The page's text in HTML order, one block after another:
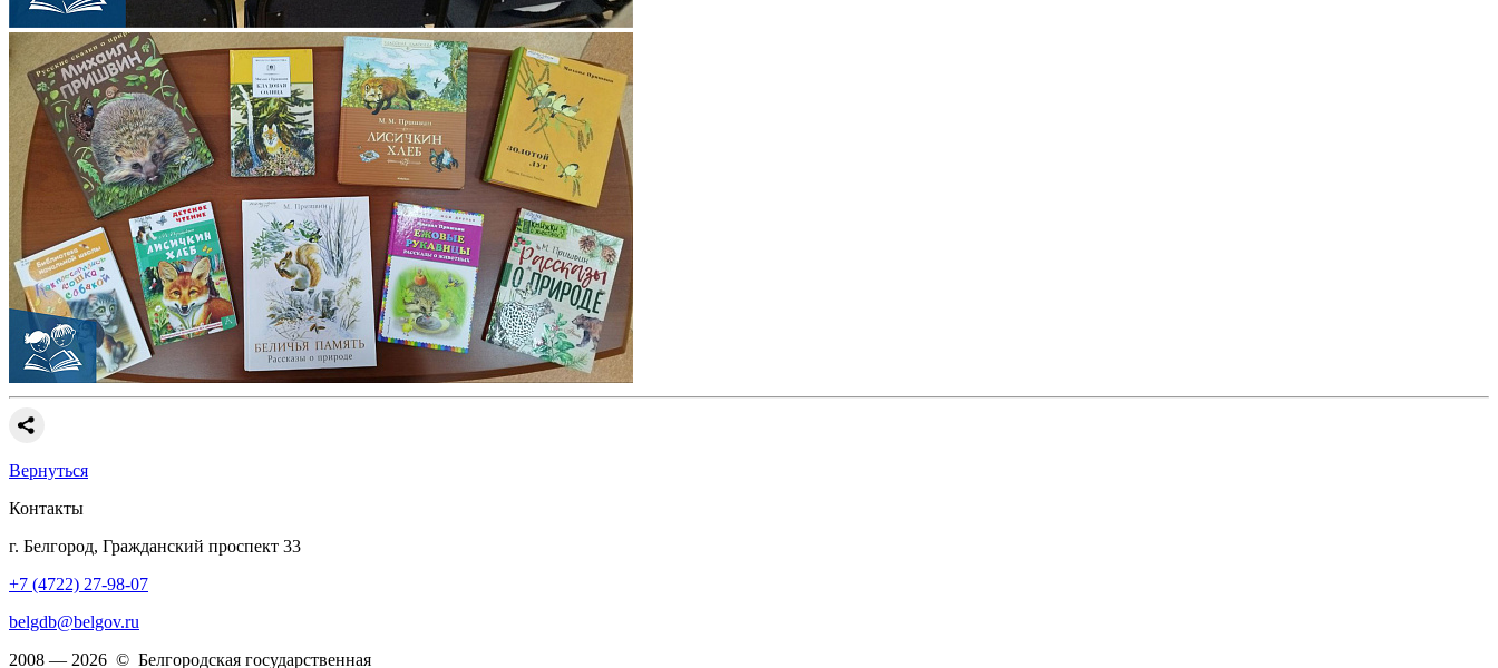
Вернуться
Контакты
г. Белгород, Гражданский проспект 33
+7 (4722) 27-98-07
belgdb@belgov.ru
2008 — 2026 © Белгородская государственная